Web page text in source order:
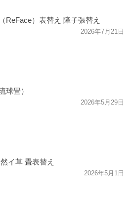
ReFace）表替え 障子張替え
2026年7月21日
球畳）
2026年5月29日
イ草 畳表替え
2026年5月1日